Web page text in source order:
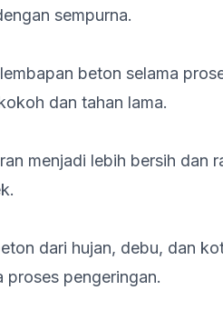
sempurna.
beton selama
dan tahan lama.
menjadi lebih bersih dan
dari hujan, debu, dan
proses pengeringan.